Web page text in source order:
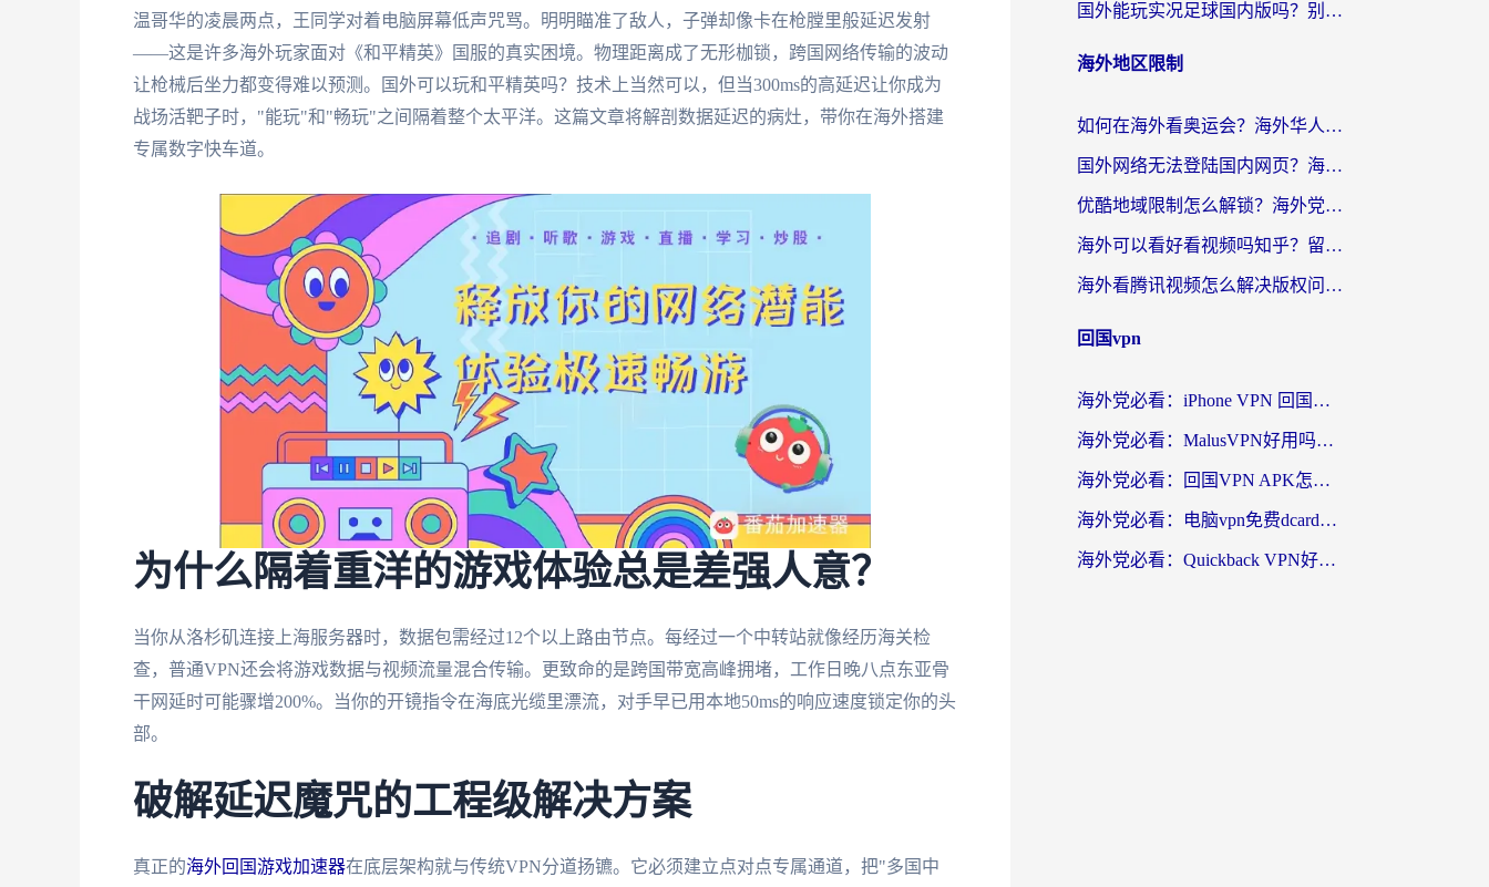
温哥华的凌晨两点，王同学对着电脑屏幕低声咒骂。明明瞄准了敌人，子弹却像卡在枪膛里般延迟发射
——这是许多海外玩家面对《和平精英》国服的真实困境。物理距离成了无形枷锁，跨国网络传输的波动
让枪械后坐力都变得难以预测。国外可以玩和平精英吗？技术上当然可以，但当300ms的高延迟让你成为
战场活靶子时，"能玩"和"畅玩"之间隔着整个太平洋。这篇文章将解剖数据延迟的病灶，带你在海外搭建
专属数字快车道。
为什么隔着重洋的游戏体验总是差强人意？
当你从洛杉矶连接上海服务器时，数据包需经过12个以上路由节点。每经过一个中转站就像经历海关检
查，普通VPN还会将游戏数据与视频流量混合传输。更致命的是跨国带宽高峰拥堵，工作日晚八点东亚骨
干网延时可能骤增200%。当你的开镜指令在海底光缆里漂流，对手早已用本地50ms的响应速度锁定你的头
部。
破解延迟魔咒的工程级解决方案
真正的海外回国游戏加速器在底层架构就与传统VPN分道扬镳。它必须建立点对点专属通道，把"多国中
国外能玩实况足球国内版吗？别再卡成PPT！海外党国服游戏加速全攻略
海外地区限制
如何在海外看奥运会？海外华人必看的体育赛事直播终极指南
国外网络无法登陆国内网页？海外党必看：选对回国加速器实现无缝访问
优酷地域限制怎么解锁？海外党亲测有效的追剧自由指南
海外可以看好看视频吗知乎？留学生亲测有效的回国追剧解决方案
海外看腾讯视频怎么解决版权问题呢？3步让你轻松解锁国内影视自由
回国vpn
海外党必看：iPhone VPN 回国怎么选？一篇搞定无缝访问国内资源
海外党必看：MalusVPN好用吗？和畅游VPN对比哪个回国效果更好？附穿梭飞鱼神龟真实体验
海外党必看：回国VPN APK怎么选？3步教你无缝刷国内剧玩国服
海外党必看：电脑vpn免费dcard真的靠谱吗？教你选对回国加速器无缝访问国内资源
海外党必看：Quickback VPN好用吗？和小黑牛VPN对比哪个回国效果更好？附真实体验+避坑指南